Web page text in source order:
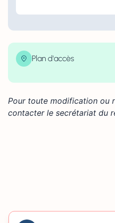
Plan d'accès
−
Pour toute modification ou
contacter le secrétariat du